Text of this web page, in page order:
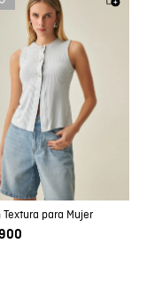
Textura para Mujer